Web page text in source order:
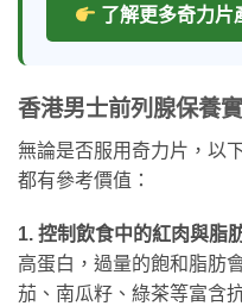
了解更多奇力片
香港男士前列腺保養
無論是否服用奇力片，以
都有參考價值：
1. 控制飲食中的紅肉與脂
高蛋白，過量的飽和脂肪
茄、南瓜籽、綠茶等富含